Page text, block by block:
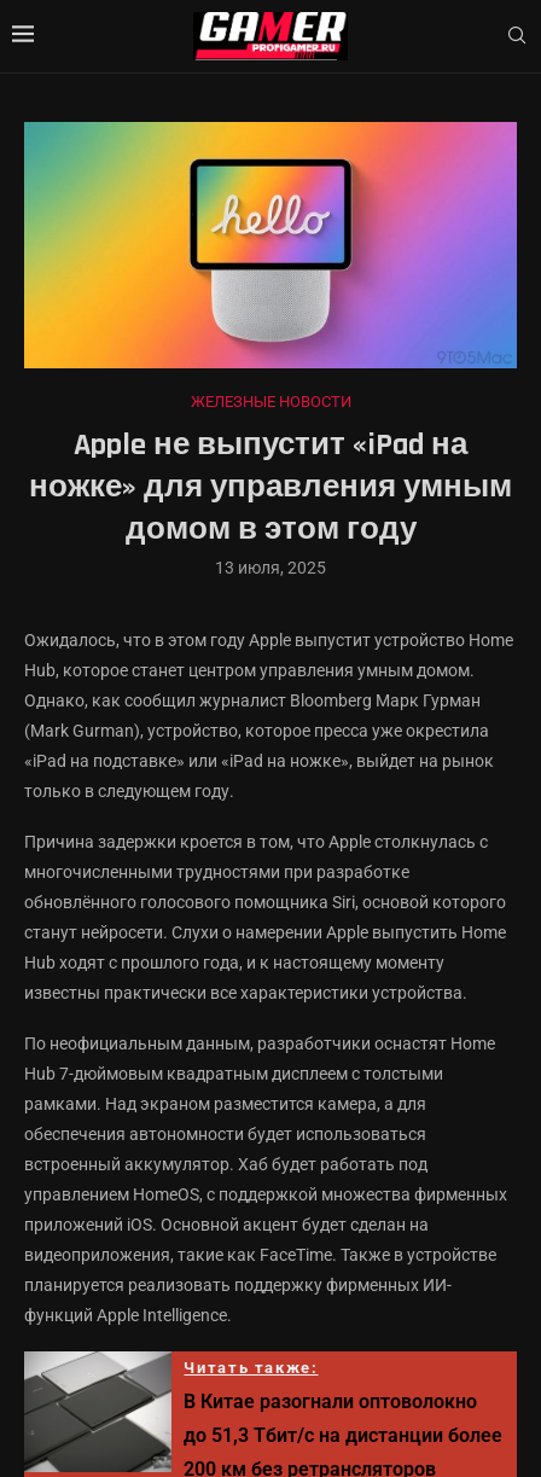
ЖЕЛЕЗНЫЕ НОВОСТИ
Apple не выпустит «iPad на
ножке» для управления умным
домом в этом году
13 июля, 2025
Ожидалось, что в этом году Apple выпустит устройство Home
Hub, которое станет центром управления умным домом.
Однако, как сообщил журналист Bloomberg Марк Гурман
(Mark Gurman), устройство, которое пресса уже окрестила
«iPad на подставке» или «iPad на ножке», выйдет на рынок
только в следующем году.
Причина задержки кроется в том, что Apple столкнулась с
многочисленными трудностями при разработке
обновлённого голосового помощника Siri, основой которого
станут нейросети. Слухи о намерении Apple выпустить Home
Hub ходят с прошлого года, и к настоящему моменту
известны практически все характеристики устройства.
По неофициальным данным, разработчики оснастят Home
Hub 7-дюймовым квадратным дисплеем с толстыми
рамками. Над экраном разместится камера, а для
обеспечения автономности будет использоваться
встроенный аккумулятор. Хаб будет работать под
управлением HomeOS, с поддержкой множества фирменных
приложений iOS. Основной акцент будет сделан на
видеоприложения, такие как FaceTime. Также в устройстве
планируется реализовать поддержку фирменных ИИ-
функций Apple Intelligence.
Читать также:
В Китае разогнали оптоволокно
до 51,3 Тбит/с на дистанции более
200 км без ретрансляторов